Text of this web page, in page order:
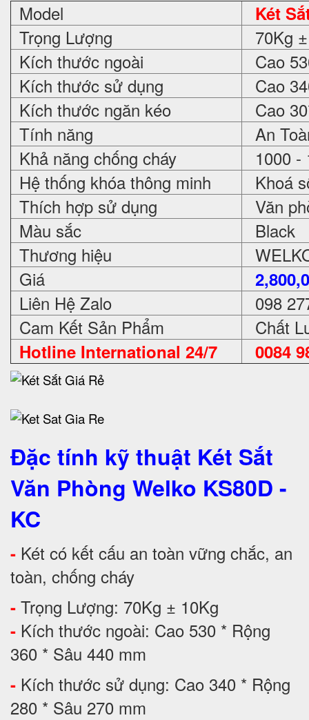
Model Két
Trọng Lượng
70Kg
Kích thước ngoài
Cao
Kích thước sử dụng
Cao
Kích thước ngăn kéo
Cao
Tính năng
An
Khả năng chống cháy
1000 -
Hệ thống khóa thông minh
Khoá
Thích hợp sử dụng
Văn
Màu sắc
Black
Thương hiệu
Giá
Liên Hệ Zalo
098
Cam Kết Sản Phẩm
Chất
Hotline International 24/7 0084
Đặc tính kỹ thuật Két Sắt
Văn Phòng Welko KS80D -
KC
- Két có kết cấu an toàn vững chắc, an
toàn, chống cháy
- Trọng Lượng: 70Kg ± 10Kg
- Kích thước ngoài: Cao 530 * Rộng
360 * Sâu 440 mm
- Kích thước sử dụng: Cao 340 * Rộng
280 * Sâu 270 mm